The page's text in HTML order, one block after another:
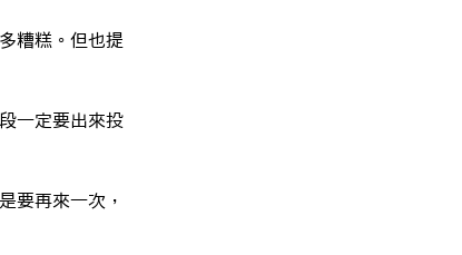
糟糕。但也提
一定要出來投
要再來一次，